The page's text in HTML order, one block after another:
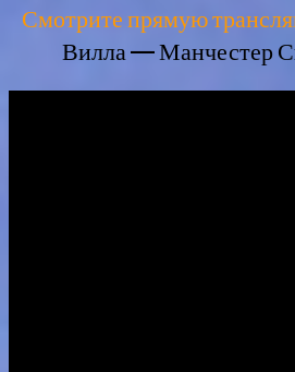
Смотрите прямую
Вилла — Манчестер